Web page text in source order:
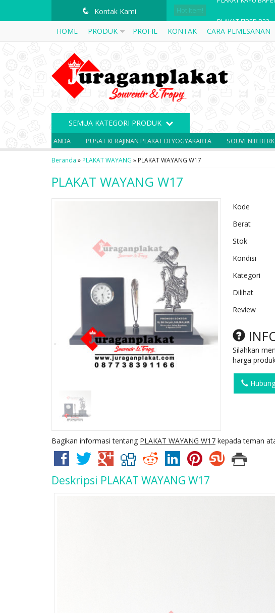
q Kontak Kami Hot Item!
PLAKAT FIBER R45
PAPAN NAMA MEJA
PLAKAT KAYU
HOME PRODUK PROFIL KONTAK CARA PEMESANAN
SEMUA KATEGORI PRODUK
PUSAT KERAJINAN PLAKAT DI YOGYAKARTA SOUVENIR BERKUALITAS
Beranda » PLAKAT WAYANG » PLAKAT WAYANG W17
PLAKAT WAYANG W17
Kode
Berat
Stok
Kondisi
Kategori
Dilihat
Review
Silahkan
harga
Bagikan informasi tentang PLAKAT WAYANG W17 kepada teman
Deskripsi PLAKAT WAYANG W17
PLAKAT KAYU K1
Ready Stock
SKU: K1
PLAKAT
SKU: R54